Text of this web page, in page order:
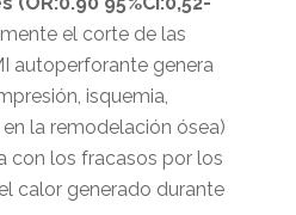
el corte de las
autoperforante genera
isquemia,
la remodelación ósea)
con los fracasos por los
calor generado durante